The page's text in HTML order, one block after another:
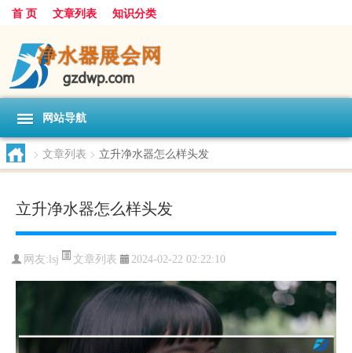
首 页 文章列表 知识分类
网站导航
> 文章列表 > 立升净水器怎么样头发
立升净水器怎么样头发
网友:lsj 文章列表 2024-02-22 02:22:10